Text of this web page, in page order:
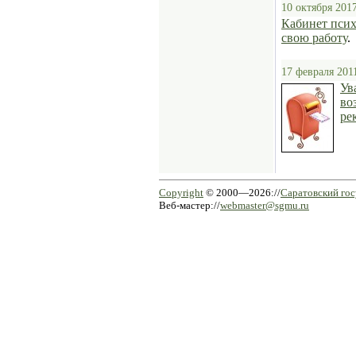
10 октября
Кабинет
свою работу.
17 февраля
Copyright © 2000—2026://Саратовский
Веб-мастер://webmaster@sgmu.ru